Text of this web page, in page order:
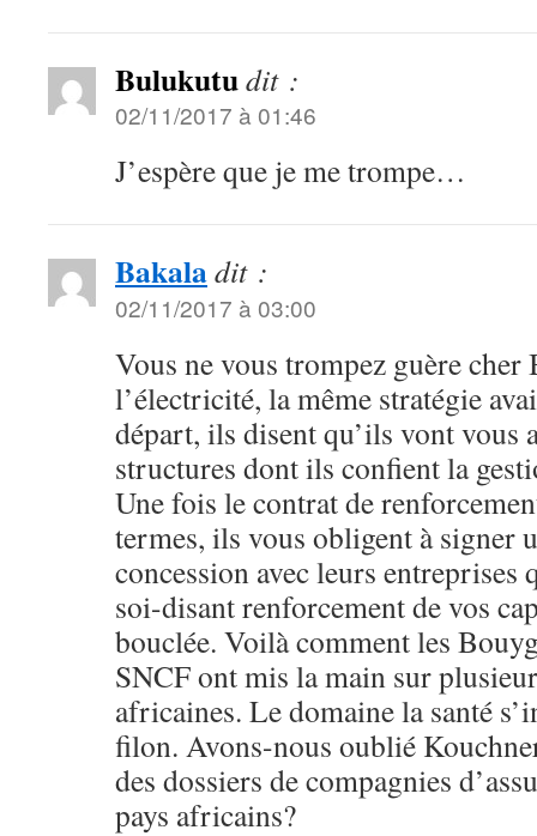
Bulukutudit :
02/11/2017 à 01:46
J’espère que je me trompe…
Bakaladit :
02/11/2017 à 03:00
Vous ne vous trompez guère cher
l’électricité, la même stratégie
départ, ils disent qu’ils vont vous
structures dont ils confient la
Une fois le contrat de
termes, ils vous obligent à signer
concession avec leurs
soi-disant renforcement de vos
bouclée. Voilà comment les
SNCF ont mis la main sur
africaines. Le domaine la santé
filon. Avons-nous oublié
des dossiers de compagnies
pays africains?